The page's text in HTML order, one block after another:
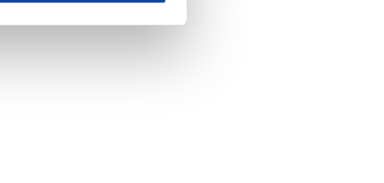
mukana 32 pelaajaa.